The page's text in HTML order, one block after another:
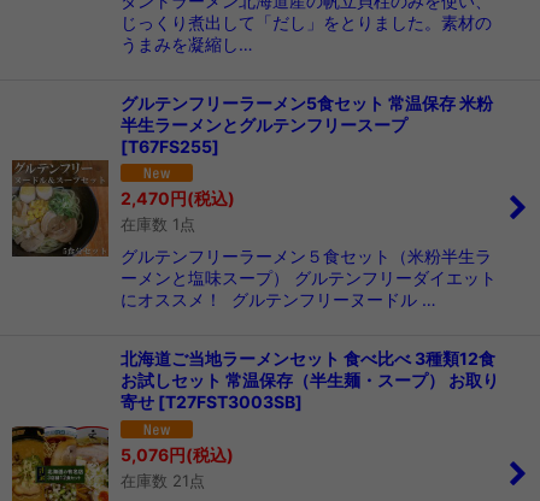
じっくり煮出して「だし」をとりました。素材の
うまみを凝縮し…
グルテンフリーラーメン5食セット 常温保存 米粉
半生ラーメンとグルテンフリースープ
[T67FS255]
2,470円(税込)
在庫数 1点
グルテンフリーラーメン５食セット（米粉半生ラ
ーメンと塩味スープ） グルテンフリーダイエット
にオススメ！ グルテンフリーヌードル …
北海道ご当地ラーメンセット 食べ比べ 3種類12食
お試しセット 常温保存（半生麺・スープ） お取り
寄せ [T27FST3003SB]
5,076円(税込)
在庫数 21点